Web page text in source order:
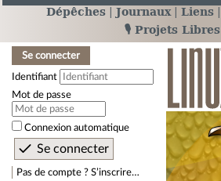
Dépêches Journaux Liens
🎙️ Projets Libres
Se connecter
Identifiant
Mot de passe
Connexion automatique
Pas de compte ? S’inscrire…